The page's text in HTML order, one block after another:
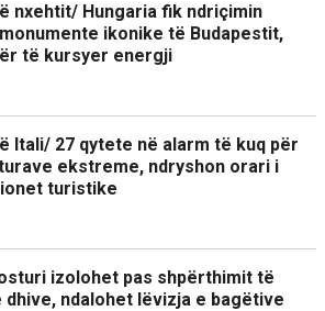
nxehtit/ Hungaria fik ndriçimin
ikonike të Budapestit,
të kursyer energji
Itali/ 27 qytete në alarm të kuq për
ekstreme, ndryshon orari i
turistike
izolohet pas shpërthimit të
dhive, ndalohet lëvizja e bagëtive